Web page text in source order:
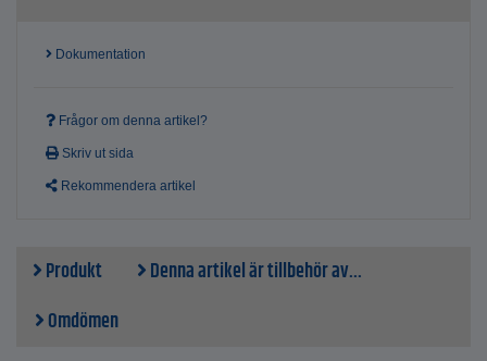
Dokumentation
Frågor om denna artikel?
Skriv ut sida
Rekommendera artikel
Produkt
Denna artikel är tillbehör av...
Omdömen